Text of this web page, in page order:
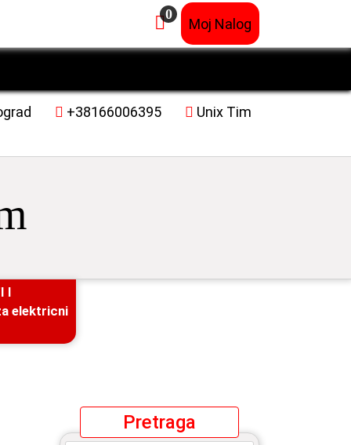
0
Moj Nalog
+38166006395 Unix Tim
elektricni
Pretraga